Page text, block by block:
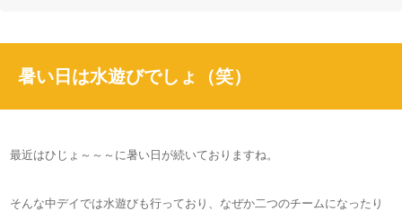
暑い日は水遊びでしょ（笑）
最近はひじょ～～～に暑い日が続いておりますね。
そんな中デイでは水遊びも行っており、なぜか二つのチームになったり